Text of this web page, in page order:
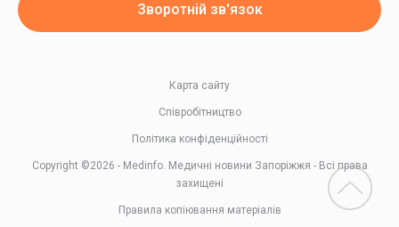
Зворотній зв'язок
Copyright ©2026 - Medinfo. Медичні новини Запоріжжя - Всі права
захищені
Правила копіювання матеріалів
Політика конфіденційності
Співробітництво
Карта сайту